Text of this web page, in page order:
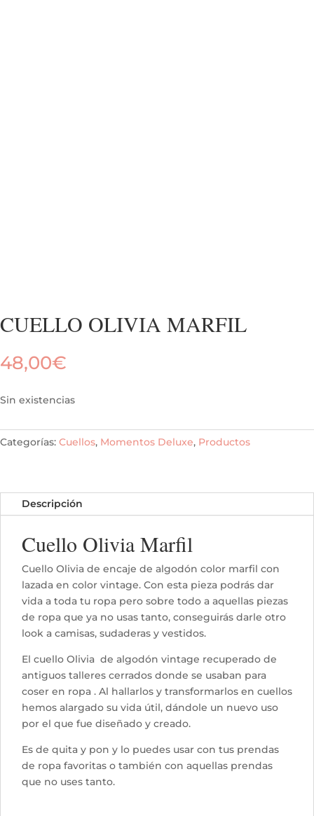
CUELLO OLIVIA MARFIL
48,00€
Sin existencias
Categorías: Cuellos, Momentos Deluxe, Productos
Descripción
Cuello Olivia Marfil
Cuello Olivia de encaje de algodón color marfil con
lazada en color vintage. Con esta pieza podrás dar
vida a toda tu ropa pero sobre todo a aquellas piezas
de ropa que ya no usas tanto, conseguirás darle otro
look a camisas, sudaderas y vestidos.
El cuello Olivia de algodón vintage recuperado de
antiguos talleres cerrados donde se usaban para
coser en ropa . Al hallarlos y transformarlos en cuellos
hemos alargado su vida útil, dándole un nuevo uso
por el que fue diseñado y creado.
Es de quita y pon y lo puedes usar con tus prendas
de ropa favoritas o también con aquellas prendas
que no uses tanto.